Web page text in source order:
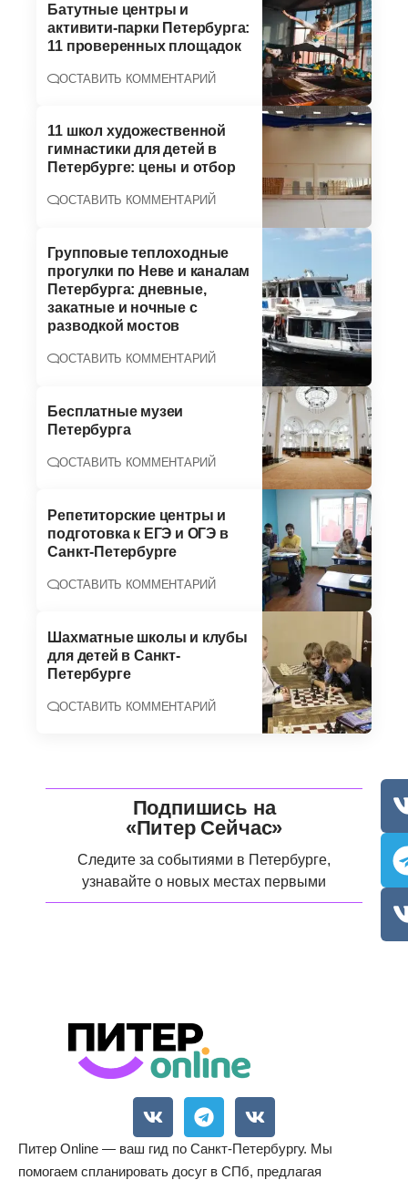
Батутные центры и
активити-парки Петербурга:
11 проверенных площадок
ОСТАВИТЬ КОММЕНТАРИЙ
11 школ художественной
гимнастики для детей в
Петербурге: цены и отбор
ОСТАВИТЬ КОММЕНТАРИЙ
Групповые теплоходные
прогулки по Неве и каналам
Петербурга: дневные,
закатные и ночные с
разводкой мостов
ОСТАВИТЬ КОММЕНТАРИЙ
Бесплатные музеи
Петербурга
ОСТАВИТЬ КОММЕНТАРИЙ
Репетиторские центры и
подготовка к ЕГЭ и ОГЭ в
Санкт-Петербурге
ОСТАВИТЬ КОММЕНТАРИЙ
Шахматные школы и клубы
для детей в Санкт-
Петербурге
ОСТАВИТЬ КОММЕНТАРИЙ
Подпишись на
«Питер Сейчас»
Следите за событиями в Петербурге,
узнавайте о новых местах первыми
Питер Online — ваш гид по Санкт-Петербургу. Мы
помогаем спланировать досуг в СПб, предлагая